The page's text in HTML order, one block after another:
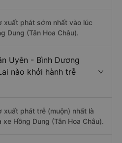
xuất phát sớm nhất vào lúc
Dung (Tân Hoa Châu).
Uyên - Bình Dương
nào khởi hành trễ
xuất phát trễ (muộn) nhất là
Hồng Dung (Tân Hoa Châu).